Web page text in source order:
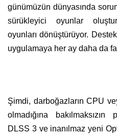
günümüzün dünyasında
sürükleyici oyunlar
oyunları dönüştürüyor.
uygulamaya her ay daha da
Şimdi, darboğazların CPU
olmadığına
DLSS 3 ve inanılmaz yeni